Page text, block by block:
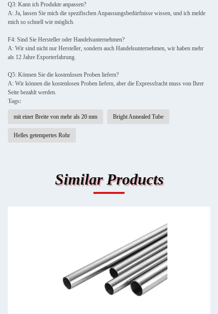
Q3: Kann ich Produkte anpassen?
A: Ja, lassen Sie mich die spezifischen Anpassungsbedürfnisse wissen, und ich melde
mich so schnell wie möglich.
F4: Sind Sie Hersteller oder Handelsunternehmen?
A: Wir sind nicht nur Hersteller, sondern auch Handelsunternehmen, wir haben mehr
als 12 Jahre Exporterfahrung.
Q5: Können Sie die kostenlosen Proben liefern?
A: Wir können die kostenlosen Proben liefern, aber die Expressfracht muss von Ihrer
Seite bezahlt werden.
Tags:
mit einer Breite von mehr als 20 mm Bright Annealed Tube
Helles getempertes Rohr
Similar Products